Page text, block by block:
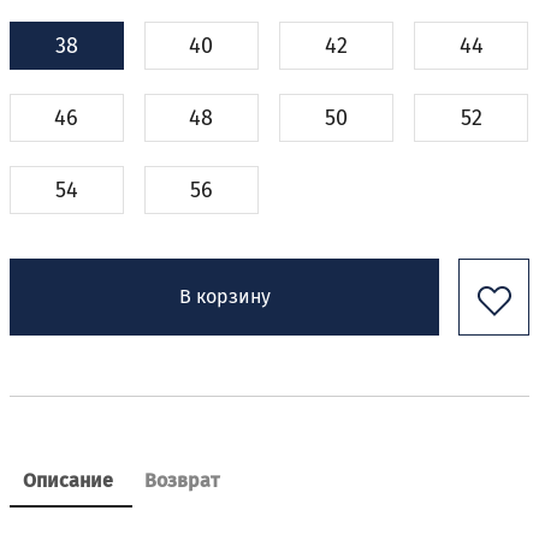
38 40 42 44
46 48 50 52
54 56
В корзину
Описание Возврат